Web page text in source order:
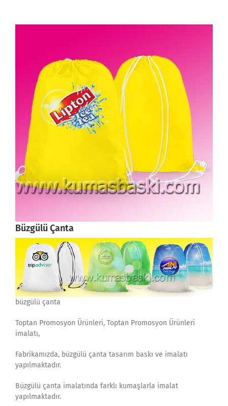
Büzgülü Çanta
büzgülü çanta
Toptan Promosyon Ürünleri, Toptan Promosyon Ürünleri
imalatı,
Fabrikamızda, büzgülü çanta tasarım baskı ve imalatı
yapılmaktadır.
Büzgülü çanta imalatında farklı kumaşlarla imalat
yapılmaktadır.